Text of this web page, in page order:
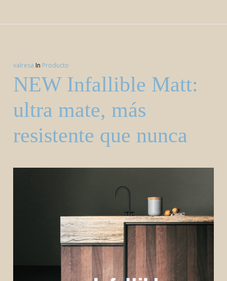
valresa In Producto
NEW Infallible Matt:
ultra mate, más
resistente que nunca